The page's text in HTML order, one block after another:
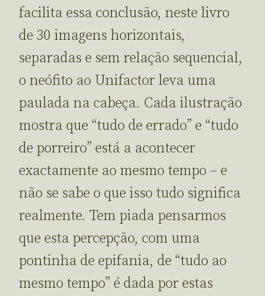
facilita essa conclusão, neste livro
de 30 imagens horizontais,
separadas e sem relação sequencial,
o neófito ao Unifactor leva uma
paulada na cabeça. Cada ilustração
mostra que “tudo de errado” e “tudo
de porreiro” está a acontecer
exactamente ao mesmo tempo – e
não se sabe o que isso tudo significa
realmente. Tem piada pensarmos
que esta percepção, com uma
pontinha de epifania, de “tudo ao
mesmo tempo” é dada por estas